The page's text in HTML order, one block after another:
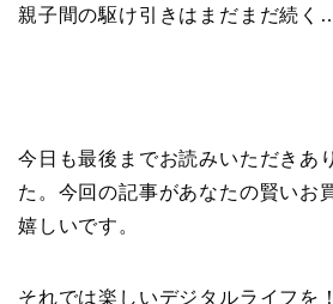
親子間の駆け引きはまだまだ続く
今日も最後までお読みいただきあ
た。今回の記事があなたの賢いお
嬉しいです。
それでは楽しいデジタルライフを！